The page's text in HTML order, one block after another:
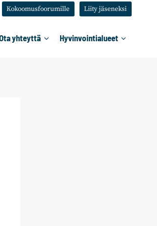
Kokoomusfoorumille Liity jäseneksi
yhteyttä Hyvinvointialueet